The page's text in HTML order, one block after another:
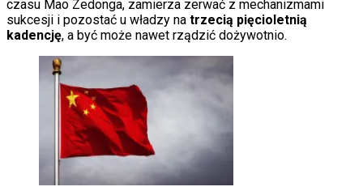
Moda
Uroda
Porady
Święta
Sport
Piłka nożna
Siatkówka
Tenis
F1
Kolarstwo
Koszykówka
Lekkoatletyka
czasu Mao Zedonga, zamierza zerwać z mechanizmami
sukcesji i pozostać u władzy na trzecią pięcioletnią
kadencję, a być może nawet rządzić dożywotnio.